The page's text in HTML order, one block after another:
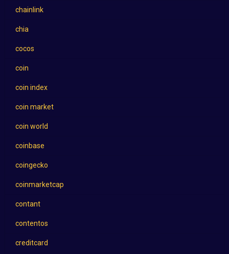
chainlink
chia
cocos
coin
coin index
coin market
coin world
coinbase
coingecko
coinmarketcap
contant
contentos
creditcard